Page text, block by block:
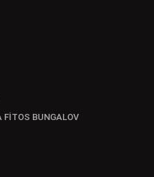
FİTOS BUNGALOV